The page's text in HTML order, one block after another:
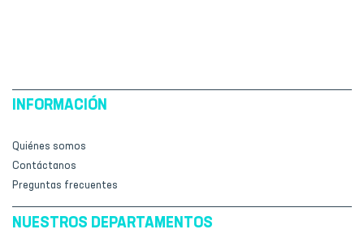
INFORMACIÓN
Quiénes somos
Contáctanos
Preguntas frecuentes
NUESTROS DEPARTAMENTOS